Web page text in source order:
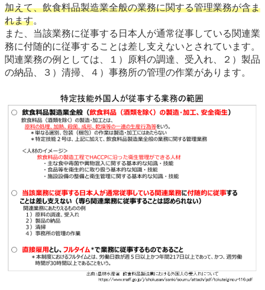
加えて、飲食料品製造業全般の業務に関する管理業務が含ま
れます。
また、当該業務に従事する日本人が通常従事している関連業
務に付随的に従事することは差し支えないとされています。
関連業務の例としては、１）原料の調達、受入れ、２）製品
の納品、３）清掃、４）事務所の管理の作業があります。